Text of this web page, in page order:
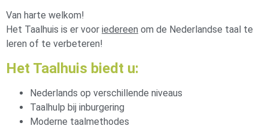
Van harte welkom!
Het Taalhuis is er voor iedereen om de Nederlandse taal te
leren of te verbeteren!
Het Taalhuis biedt u:
Nederlands op verschillende niveaus
Taalhulp bij inburgering
Moderne taalmethodes